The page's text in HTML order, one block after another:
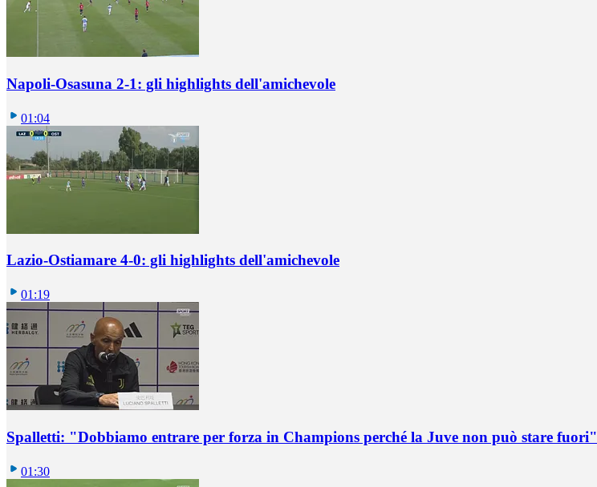
Napoli-Osasuna 2-1: gli highlights dell'amichevole
01:04
Lazio-Ostiamare 4-0: gli highlights dell'amichevole
01:19
Spalletti: "Dobbiamo entrare per forza in Champions perché la Juve non può stare fuori"
01:30